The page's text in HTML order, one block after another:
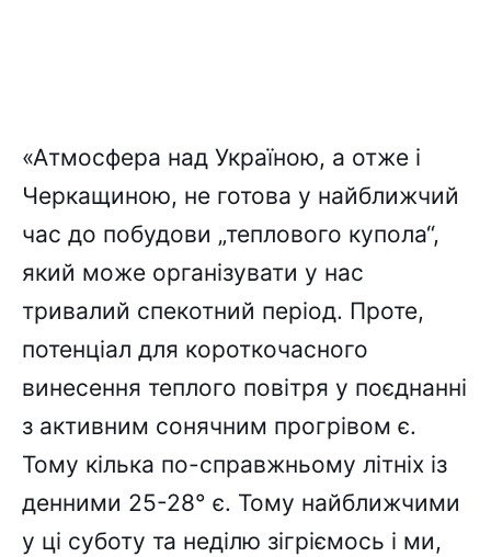
«Атмосфера над Україною, а отже і
Черкащиною, не готова у найближчий
час до побудови „теплового купола“,
який може організувати у нас
тривалий спекотний період. Проте,
потенціал для короткочасного
винесення теплого повітря у поєднанні
з активним сонячним прогрівом є.
Тому кілька по-справжньому літніх із
денними 25-28° є. Тому найближчими
у ці суботу та неділю зігріємось і ми,